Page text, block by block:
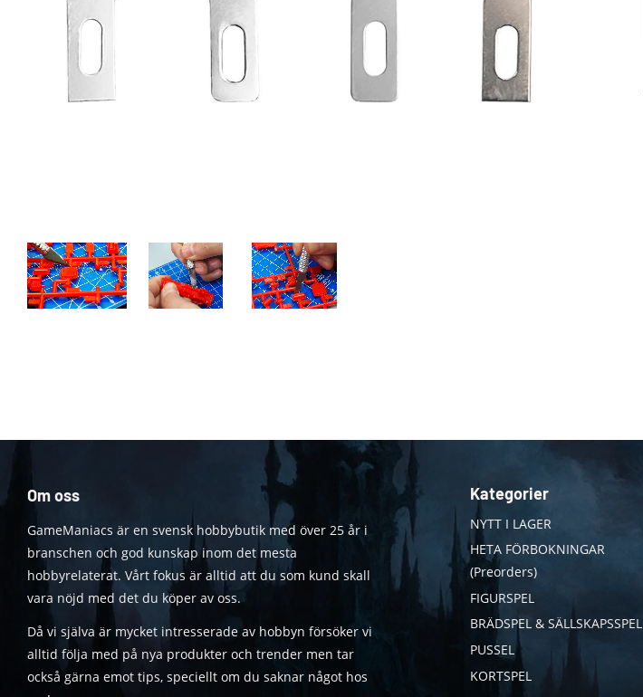
Om oss
GameManiacs är en svensk hobbybutik med över 25 år i
branschen och god kunskap inom det mesta
hobbyrelaterat. Vårt fokus är alltid att du som kund skall
vara nöjd med det du köper av oss.
Då vi själva är mycket intresserade av hobbyn försöker vi
alltid följa med på nya produkter och trender men tar
också gärna emot tips, speciellt om du saknar något hos
Kategorier
NYTT I LAGER
HETA FÖRBOKNINGAR
(Preorders)
FIGURSPEL
BRÄDSPEL & SÄLLSKAPSSPEL
PUSSEL
KORTSPEL